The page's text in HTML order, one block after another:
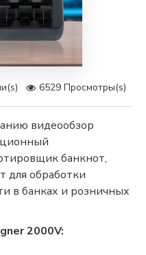
6529 Просмотры(s)
видеообзор
банкнот,
для обработки
в банках и розничных
2000V: